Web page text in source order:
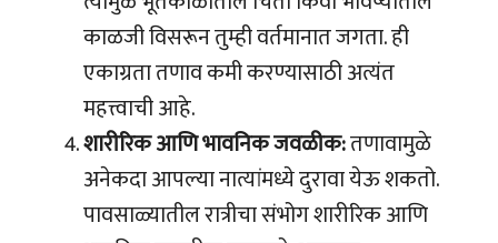
काळजी विसरून तुम्ही वर्तमानात जगता. ही
एकाग्रता तणाव कमी करण्यासाठी अत्यंत
महत्त्वाची आहे.
शारीरिक आणि भावनिक जवळीक:तणावामुळे
अनेकदा आपल्या नात्यांमध्ये दुरावा येऊ शकतो.
पावसाळ्यातील रात्रीचा संभोग शारीरिक आणि